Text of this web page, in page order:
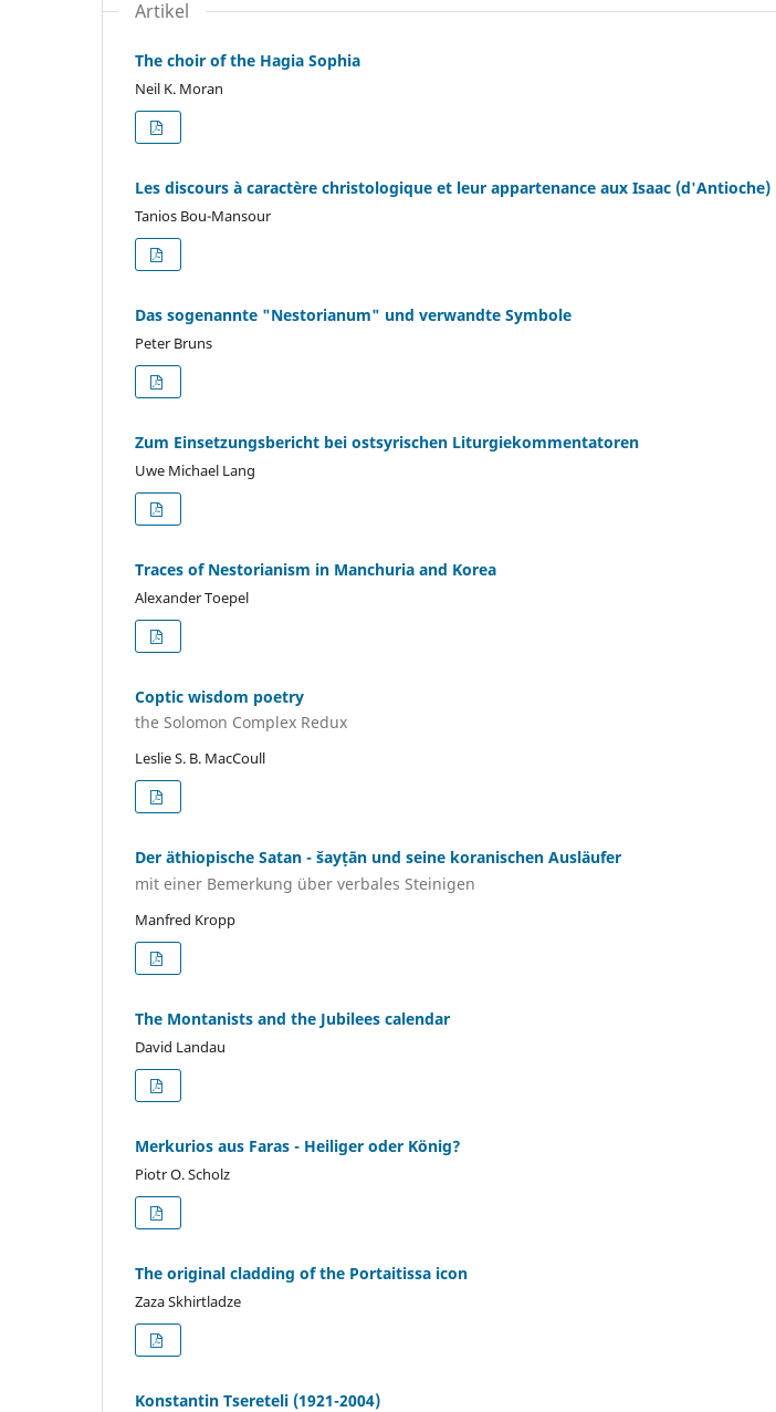
Artikel
The choir of the Hagia Sophia
Neil K. Moran
Les discours à caractère christologique et leur appartenance aux Isaac (d'Antioche)
Tanios Bou-Mansour
Das sogenannte "Nestorianum" und verwandte Symbole
Peter Bruns
Zum Einsetzungsbericht bei ostsyrischen Liturgiekommentatoren
Uwe Michael Lang
Traces of Nestorianism in Manchuria and Korea
Alexander Toepel
Coptic wisdom poetry
the Solomon Complex Redux
Leslie S. B. MacCoull
Der äthiopische Satan - šayṭān und seine koranischen Ausläufer
mit einer Bemerkung über verbales Steinigen
Manfred Kropp
The Montanists and the Jubilees calendar
David Landau
Merkurios aus Faras - Heiliger oder König?
Piotr O. Scholz
The original cladding of the Portaitissa icon
Zaza Skhirtladze
Konstantin Tsereteli (1921-2004)